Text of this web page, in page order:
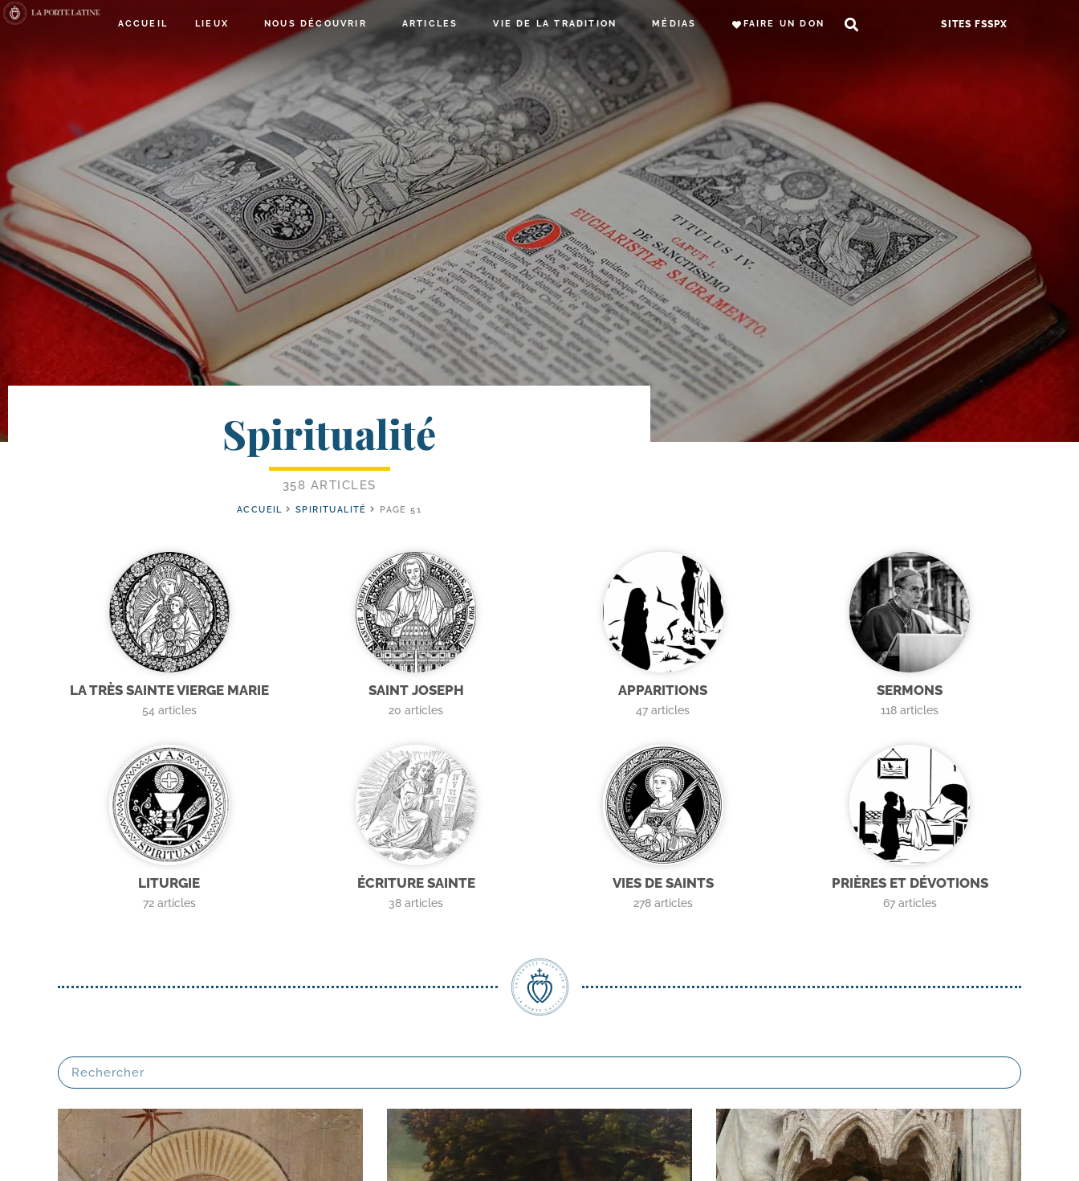
ACCUEIL LIEUX NOUS DÉCOUVRIR ARTICLES VIE DE LA TRADITION MÉDIAS FAIRE UN DON SITES FSSPX
Spiritualité
358 ARTICLES
ACCUEIL SPIRITUALITÉ PAGE 51
LA TRÈS SAINTE VIERGE MARIE
54 articles
SAINT JOSEPH
20 articles
APPARITIONS
47 articles
SERMONS
118 articles
LITURGIE
72articles
ÉCRITURE SAINTE
38 articles
VIES DE SAINTS
278articles
PRIÈRES ET DÉVOTIONS
67articles